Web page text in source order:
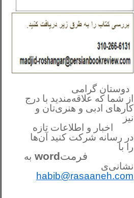
دوستان گرامی
از شما که علاقه‌مندید با درج
کارهای‌ ادبی و هنری‌تان و
نیز
اخبار و اطلاعات تازه
در رسانه شرکت کنید آن‌ها
را با
فرمتword به
نشانی‌ی
habib@rasaaneh.com